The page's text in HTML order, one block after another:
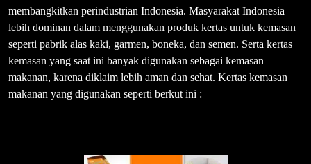
membangkitkan perindustrian Indonesia. Masyarakat Indonesia
lebih dominan dalam menggunakan produk kertas untuk kemasan
seperti pabrik alas kaki, garmen, boneka, dan semen. Serta kertas
kemasan yang saat ini banyak digunakan sebagai kemasan
makanan, karena diklaim lebih aman dan sehat. Kertas kemasan
makanan yang digunakan seperti berkut ini :